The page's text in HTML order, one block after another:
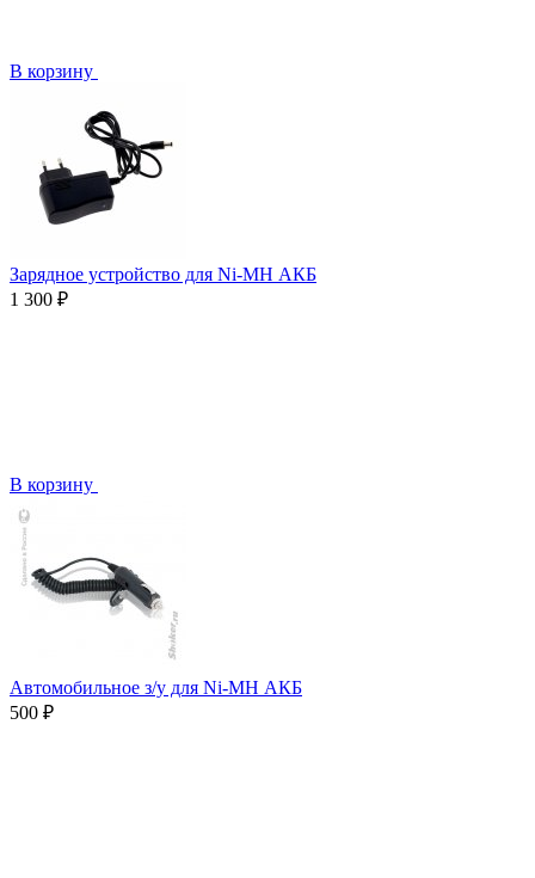
В корзину
Зарядное устройство для Ni-MH АКБ
1 300 ₽
В корзину
Автомобильное з/у для Ni-MH АКБ
500 ₽